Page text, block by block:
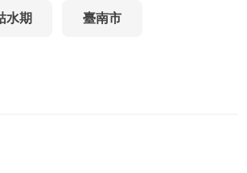
水期 臺南市